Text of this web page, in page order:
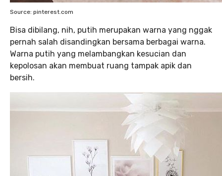
Source: pinterest.com
Bisa dibilang, nih, putih merupakan warna yang nggak
pernah salah disandingkan bersama berbagai warna.
Warna putih yang melambangkan kesucian dan
kepolosan akan membuat ruang tampak apik dan
bersih.